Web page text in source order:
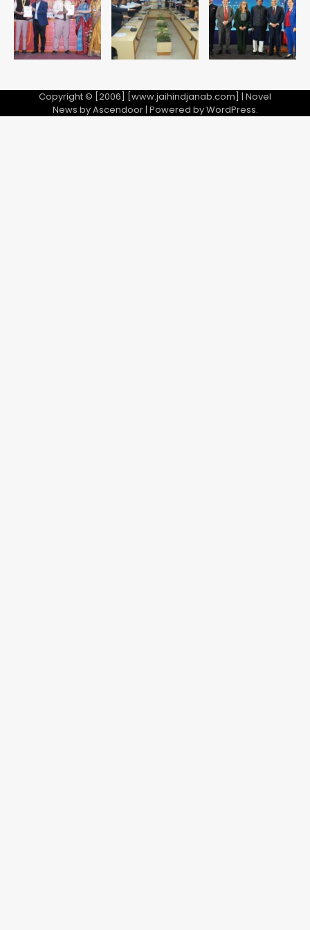
5
Avinash Kumar
Copyright © [2006] [www.jaihindjanab.com] | Novel
News byAscendoor| Powered byWordPress.